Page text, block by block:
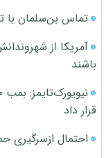
تماس بن‌سلمان با
آمریکا از
باشند
قرار داد
احتمال ازسرگیری